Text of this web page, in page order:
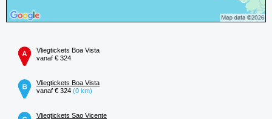
Vliegtickets Boa Vista
vanaf € 324
Vliegtickets Boa Vista
vanaf € 324 (0 km)
Vliegtickets Sao Vicente